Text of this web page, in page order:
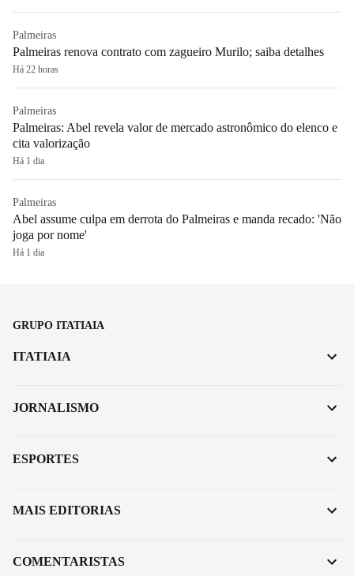
Palmeiras
Palmeiras renova contrato com zagueiro Murilo; saiba detalhes
Há 22 horas
Palmeiras
Palmeiras: Abel revela valor de mercado astronômico do elenco e
cita valorização
Há 1 dia
Palmeiras
Abel assume culpa em derrota do Palmeiras e manda recado: 'Não
joga por nome'
Há 1 dia
GRUPO ITATIAIA
ITATIAIA
JORNALISMO
ESPORTES
MAIS EDITORIAS
COMENTARISTAS